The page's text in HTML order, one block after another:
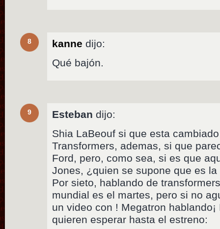
8 kanne dijo:
Qué bajón.
9 Esteban dijo:
Shia LaBeouf si que esta
Transformers, ademas, si que
Ford, pero, como sea, si es que
Jones, ¿quien se supone que es la
Por sieto, hablando de
mundial es el martes, pero si no
un video con ! Megatron
quieren esperar hasta el estreno: